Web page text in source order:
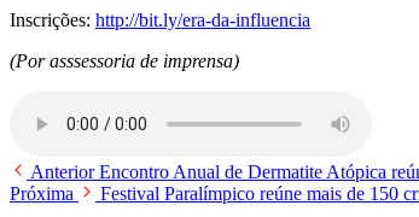
Inscrições: http://bit.ly/era-da-influencia
(Por asssessoria de imprensa)
AnteriorEncontro Anual de Dermatite Atópica
Próxima
Festival Paralímpico reúne mais de 150